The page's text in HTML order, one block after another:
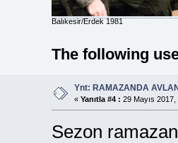
Balıkesir/Erdek 1981
The following
Ynt: RAMAZANDA
« Yanıtla #4 : 29 Mayıs
Sezon